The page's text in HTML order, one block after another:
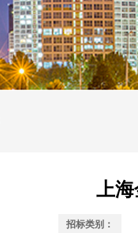
上
招标类别：